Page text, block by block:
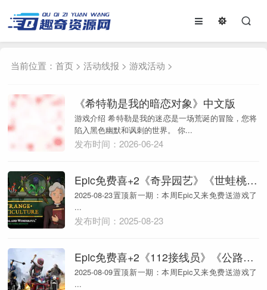
当前位置：首页 >活动线报 >游戏活动 >
《希特勒是我的暗恋对象》中文版
游戏介绍 希特勒是我的迷恋是一场荒诞的冒险，您将
陷入黑色幽默和讽刺的世界。 你...
发布时间：2026-06-24
Epic免费喜+2《奇异园艺》《世蛙桃源》
2025-08-23置顶新一期：本周Epic又来免费送游戏了
...
发布时间：2025-08-23
Epic免费喜+2《112接线员》《公路救赎》
2025-08-09置顶新一期：本周Epic又来免费送游戏了
...